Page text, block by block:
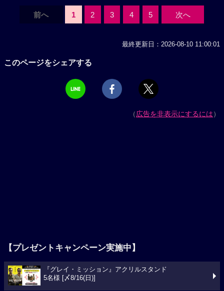
前へ 1 2 3 4 5 次へ
最終更新日：2026-08-10 11:00:01
このページをシェアする
（広告を非表示にするには）
【プレゼントキャンペーン実施中】
『グレイ・ミッション』アクリルスタンド
5名様 [〆8/16(日)]